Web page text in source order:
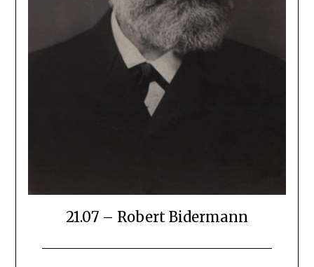
21.07 – Robert Bidermann